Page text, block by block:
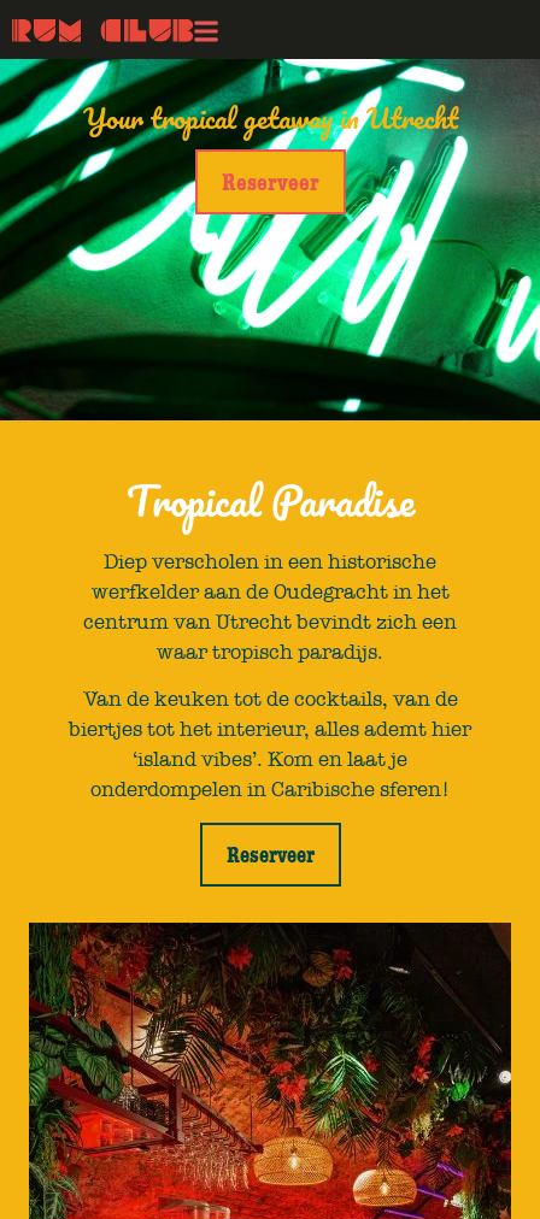
Rum Club Utrecht
Your tropical getaway in Utrecht
Reserveer
Tropical Paradise
Diep verscholen in een historische
werfkelder aan de Oudegracht in het
centrum van Utrecht bevindt zich een
waar tropisch paradijs.
Van de keuken tot de cocktails, van de
biertjes tot het interieur, alles ademt hier
‘island vibes’. Kom en laat je
onderdompelen in Caribische sferen!
Reserveer